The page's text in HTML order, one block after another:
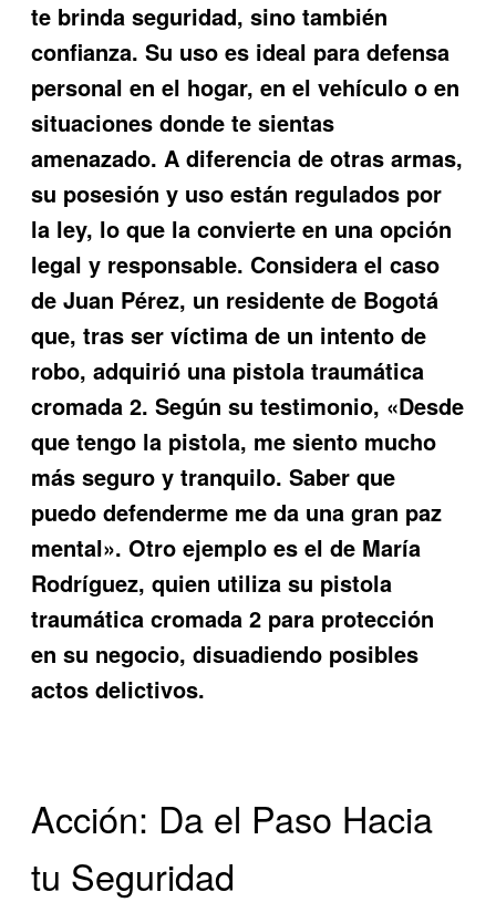
te brinda seguridad, sino también
confianza. Su uso es ideal para defensa
personal en el hogar, en el vehículo o en
situaciones donde te sientas
amenazado. A diferencia de otras armas,
su posesión y uso están regulados por
la ley, lo que la convierte en una opción
legal y responsable. Considera el caso
de Juan Pérez, un residente de Bogotá
que, tras ser víctima de un intento de
robo, adquirió una pistola traumática
cromada 2. Según su testimonio, «Desde
que tengo la pistola, me siento mucho
más seguro y tranquilo. Saber que
puedo defenderme me da una gran paz
mental». Otro ejemplo es el de María
Rodríguez, quien utiliza su pistola
traumática cromada 2 para protección
en su negocio, disuadiendo posibles
actos delictivos.
Acción: Da el Paso Hacia
tu Seguridad